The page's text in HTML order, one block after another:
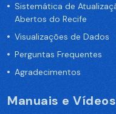
Sistemática de
Abertos do Recife
Visualizações de Dados
Perguntas Frequentes
Agradecimentos
Manuais e Vídeos